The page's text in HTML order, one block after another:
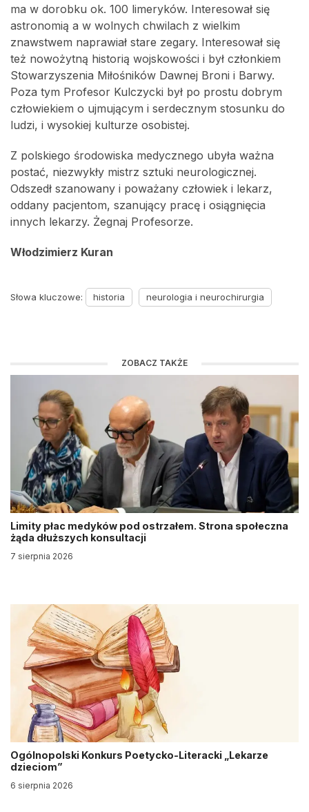
ma w dorobku ok. 100 limeryków. Interesował się
astronomią a w wolnych chwilach z wielkim
znawstwem naprawiał stare zegary. Interesował się
też nowożytną historią wojskowości i był członkiem
Stowarzyszenia Miłośników Dawnej Broni i Barwy.
Poza tym Profesor Kulczycki był po prostu dobrym
człowiekiem o ujmującym i serdecznym stosunku do
ludzi, i wysokiej kulturze osobistej.
Z polskiego środowiska medycznego ubyła ważna
postać, niezwykły mistrz sztuki neurologicznej.
Odszedł szanowany i poważany człowiek i lekarz,
oddany pacjentom, szanujący pracę i osiągnięcia
innych lekarzy. Żegnaj Profesorze.
Włodzimierz Kuran
Słowa kluczowe: historia neurologia i neurochirurgia
ZOBACZ TAKŻE
Limity płac medyków pod ostrzałem. Strona społeczna
żąda dłuższych konsultacji
7 sierpnia 2026
Ogólnopolski Konkurs Poetycko-Literacki „Lekarze
dzieciom”
6 sierpnia 2026